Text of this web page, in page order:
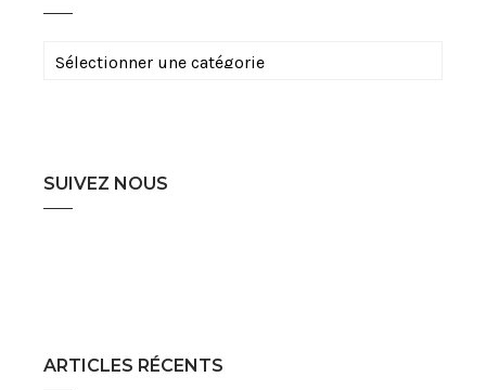
Catégories
SUIVEZ NOUS
ARTICLES RÉCENTS